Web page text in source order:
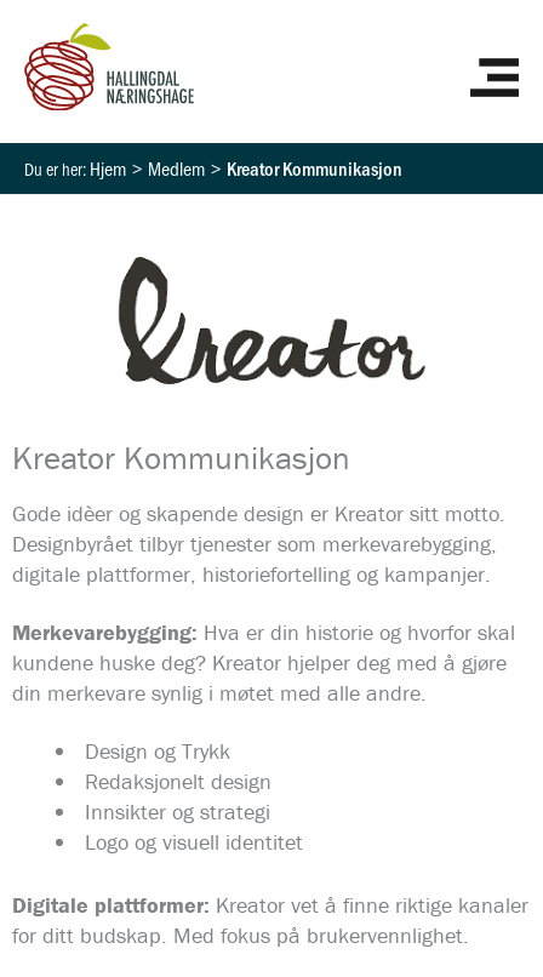
innholdet
Hjem Medlem Kreator Kommunikasjon
Kreator Kommunikasjon
Gode idèer og skapende design er Kreator sitt motto.
Designbyrået tilbyr tjenester som merkevarebygging,
digitale plattformer, historiefortelling og kampanjer.
Merkevarebygging: Hva er din historie og hvorfor skal
kundene huske deg? Kreator hjelper deg med å gjøre
din merkevare synlig i møtet med alle andre.
Design og Trykk
Redaksjonelt design
Innsikter og strategi
Logo og visuell identitet
Digitale plattformer: Kreator vet å finne riktige kanaler
for ditt budskap. Med fokus på brukervennlighet.